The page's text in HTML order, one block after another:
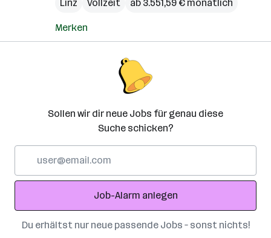
Linz
Vollzeit ab 3.551,59 € monatlich
Merken
Sollen wir dir neue Jobs für genau diese
Suche schicken?
Adresse
Job-Alarm anlegen
Du erhältst nur neue passende Jobs – sonst nichts!